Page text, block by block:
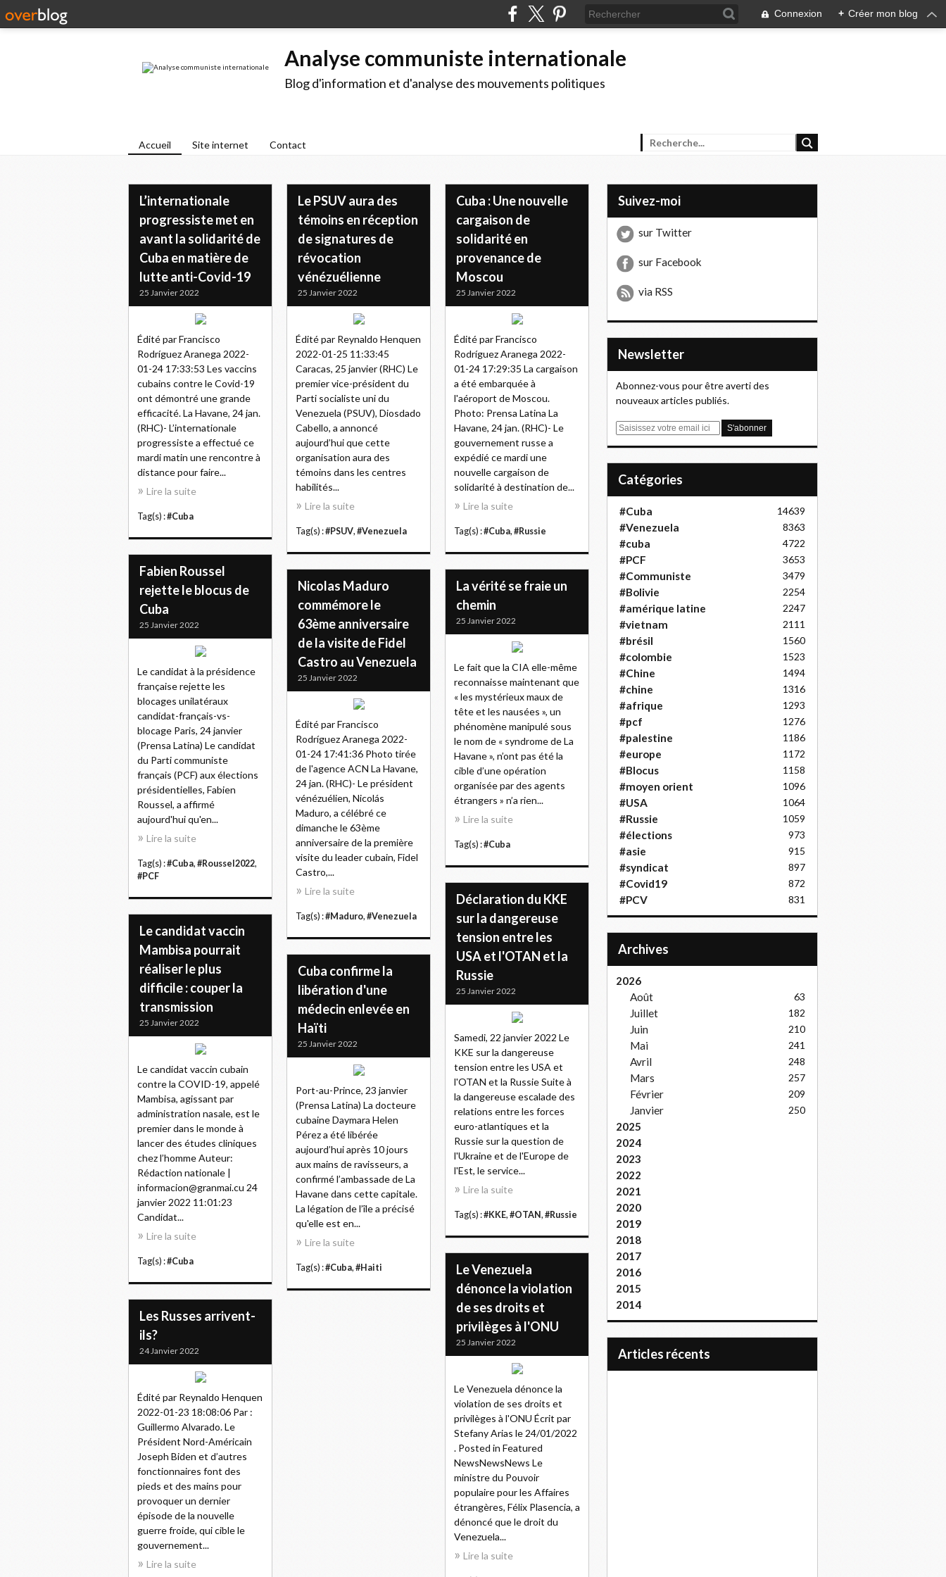
Connexion + Créer mon blog
Analyse communiste internationale
Blog d'information et d'analyse des mouvements politiques
Accueil Site internet Contact
L’internationale
progressiste met en
avant la solidarité de
Cuba en matière de
lutte anti-Covid-19
25 Janvier 2022
Édité par Francisco
Rodríguez Aranega 2022-
01-24 17:33:53 Les vaccins
cubains contre le Covid-19
ont démontré une grande
efficacité. La Havane, 24 jan.
(RHC)- L’internationale
progressiste a effectué ce
mardi matin une rencontre à
distance pour faire...
Lire la suite
Tag(s) :#Cuba
Le PSUV aura des
témoins en réception
de signatures de
révocation
vénézuélienne
25 Janvier 2022
Édité par Reynaldo Henquen
2022-01-25 11:33:45
Caracas, 25 janvier (RHC) Le
premier vice-président du
Parti socialiste uni du
Venezuela (PSUV), Diosdado
Cabello, a annoncé
aujourd’hui que cette
organisation aura des
témoins dans les centres
habilités...
Lire la suite
Tag(s) :#PSUV, #Venezuela
Cuba : Une nouvelle
cargaison de
solidarité en
provenance de
Moscou
25 Janvier 2022
Édité par Francisco
Rodríguez Aranega 2022-
01-24 17:29:35 La cargaison
a été embarquée à
l'aéroport de Moscou.
Photo: Prensa Latina La
Havane, 24 jan. (RHC)- Le
gouvernement russe a
expédié ce mardi une
nouvelle cargaison de
solidarité à destination de...
Lire la suite
Tag(s) :#Cuba, #Russie
Fabien Roussel
rejette le blocus de
Cuba
25 Janvier 2022
Le candidat à la présidence
française rejette les
blocages unilatéraux
candidat-français-vs-
blocage Paris, 24 janvier
(Prensa Latina) Le candidat
du Parti communiste
français (PCF) aux élections
présidentielles, Fabien
Roussel, a affirmé
aujourd'hui qu'en...
Lire la suite
Tag(s) :#Cuba, #Roussel2022,
#PCF
Nicolas Maduro
commémore le
63ème anniversaire
de la visite de Fidel
Castro au Venezuela
25 Janvier 2022
Édité par Francisco
Rodríguez Aranega 2022-
01-24 17:41:36 Photo tirée
de l'agence ACN La Havane,
24 jan. (RHC)- Le président
vénézuélien, Nicolás
Maduro, a célébré ce
dimanche le 63ème
anniversaire de la première
visite du leader cubain, Fidel
Castro,...
Lire la suite
Tag(s) :#Maduro, #Venezuela
La vérité se fraie un
chemin
25 Janvier 2022
Le fait que la CIA elle-même
reconnaisse maintenant que
« les mystérieux maux de
tête et les nausées », un
phénomène manipulé sous
le nom de « syndrome de La
Havane », n’ont pas été la
cible d’une opération
organisée par des agents
étrangers » n’a rien...
Lire la suite
Tag(s) :#Cuba
Déclaration du KKE
sur la dangereuse
tension entre les
USA et l'OTAN et la
Russie
25 Janvier 2022
Samedi, 22 janvier 2022 Le
KKE sur la dangereuse
tension entre les USA et
l'OTAN et la Russie Suite à
la dangereuse escalade des
relations entre les forces
euro-atlantiques et la
Russie sur la question de
l'Ukraine et de l'Europe de
l'Est, le service...
Lire la suite
Tag(s) :#KKE, #OTAN, #Russie
Le candidat vaccin
Mambisa pourrait
réaliser le plus
difficile : couper la
transmission
25 Janvier 2022
Le candidat vaccin cubain
contre la COVID-19, appelé
Mambisa, agissant par
administration nasale, est le
premier dans le monde à
lancer des études cliniques
chez l’homme Auteur:
Rédaction nationale |
informacion@granmai.cu 24
janvier 2022 11:01:23
Candidat...
Lire la suite
Tag(s) :#Cuba
Cuba confirme la
libération d'une
médecin enlevée en
Haïti
25 Janvier 2022
Port-au-Prince, 23 janvier
(Prensa Latina) La docteure
cubaine Daymara Helen
Pérez a été libérée
aujourd’hui après 10 jours
aux mains de ravisseurs, a
confirmé l’ambassade de La
Havane dans cette capitale.
La légation de l’île a précisé
qu'elle est en...
Lire la suite
Tag(s) :#Cuba, #Haiti
Le Venezuela
dénonce la violation
de ses droits et
privilèges à l'ONU
25 Janvier 2022
Le Venezuela dénonce la
violation de ses droits et
privilèges à l'ONU Écrit par
Stefany Arias le 24/01/2022
. Posted in Featured
NewsNewsNews Le
ministre du Pouvoir
populaire pour les Affaires
étrangères, Félix Plasencia, a
dénoncé que le droit du
Venezuela...
Lire la suite
Les Russes arrivent-
ils?
24 Janvier 2022
Édité par Reynaldo Henquen
2022-01-23 18:08:06 Par :
Guillermo Alvarado. Le
Président Nord-Américain
Joseph Biden et d’autres
fonctionnaires font des
pieds et des mains pour
provoquer un dernier
épisode de la nouvelle
guerre froide, qui cible le
gouvernement...
Lire la suite
Suivez-moi
sur Twitter
sur Facebook
via RSS
Newsletter
Abonnez-vous pour être averti des
nouveaux articles publiés.
E
Catégories
#Cuba 14639
#Venezuela 8363
#cuba 4722
#PCF 3653
#Communiste 3479
#Bolivie 2254
#amérique latine 2247
#vietnam 2111
#brésil 1560
#colombie 1523
#Chine 1494
#chine 1316
#afrique 1293
#pcf 1276
#palestine 1186
#europe 1172
#Blocus 1158
#moyen orient 1096
#USA 1064
#Russie 1059
#élections 973
#asie 915
#syndicat 897
#Covid19 872
#PCV 831
Archives
2026
Août
63
Juillet 182
Juin 210
Mai 241
Avril 248
Mars 257
Février 209
Janvier 250
2025
2024
2023
2022
2021
2020
2019
2018
2017
2016
2015
2014
articles récents